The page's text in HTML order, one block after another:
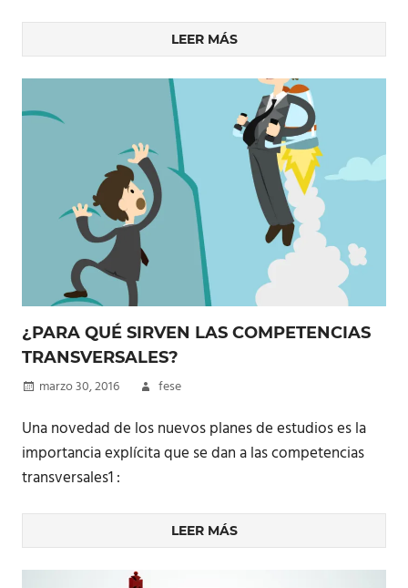
LEER MÁS
¿PARA QUÉ SIRVEN LAS COMPETENCIAS
TRANSVERSALES?
marzo 30, 2016 fese
Una novedad de los nuevos planes de estudios es la
importancia explícita que se dan a las competencias
transversales1 :
LEER MÁS